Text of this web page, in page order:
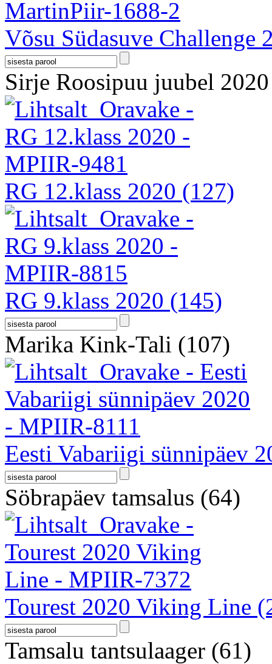
Võsu Südasuve Challenge
Sirje Roosipuu juubel
RG 12.klass 2020 (127)
RG 9.klass 2020 (145)
Marika Kink-Tali (107)
Eesti Vabariigi sünnipäev
Söbrapäev tamsalus (64)
Tourest 2020 Viking Line
Tamsalu tantsulaager (61)